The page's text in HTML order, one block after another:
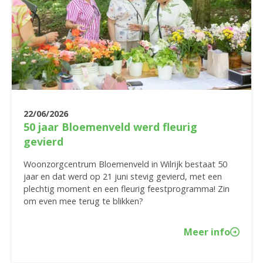
22/06/2026
50 jaar Bloemenveld werd fleurig
gevierd
Woonzorgcentrum Bloemenveld in Wilrijk bestaat 50
jaar en dat werd op 21 juni stevig gevierd, met een
plechtig moment en een fleurig feestprogramma! Zin
om even mee terug te blikken?
Meer info